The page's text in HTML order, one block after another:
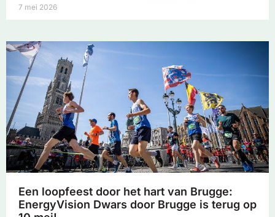
7 mei 2026
Een loopfeest door het hart van Brugge:
EnergyVision Dwars door Brugge is terug op